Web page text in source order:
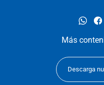
Más
Descarga